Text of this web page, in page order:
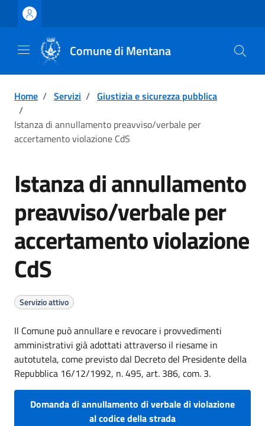
Vai ai contenuti
Vai al footer
Comune di Mentana
Home / Servizi / Giustizia e sicurezza pubblica
/
Istanza di annullamento preavviso/verbale per
accertamento violazione CdS
Istanza di annullamento
preavviso/verbale per
accertamento violazione
CdS
Servizio attivo
Il Comune può annullare e revocare i provvedimenti
amministrativi già adottati attraverso il riesame in
autotutela, come previsto dal Decreto del Presidente della
Repubblica 16/12/1992, n. 495, art. 386, com. 3.
Domanda di annullamento di verbale di violazione
al codice della strada